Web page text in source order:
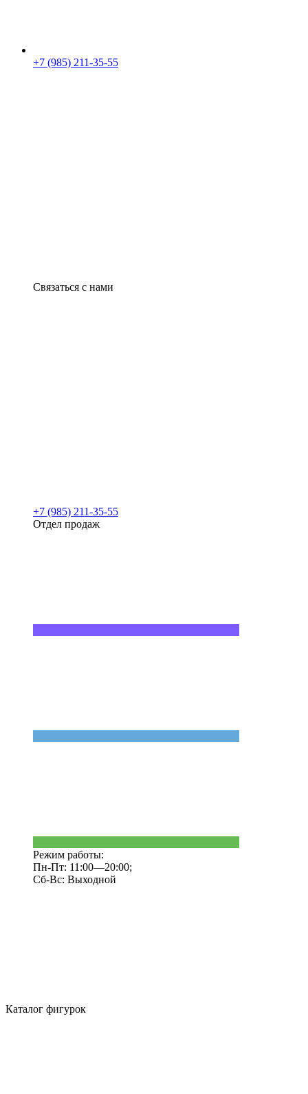
+7 (985) 211-35-55
Связаться с нами
+7 (985) 211-35-55
Отдел продаж
Режим работы:
Пн-Пт: 11:00—20:00;
Сб-Вс: Выходной
Каталог фигурок